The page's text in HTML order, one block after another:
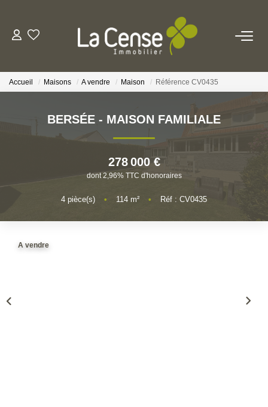
NOS AGENCES
Qui Sommes-Nous
Accueil Maisons A vendre Maison Référence CV0435
BERSÉE - MAISON FAMILIALE
278 000 €
dont 2,96% TTC d'honoraires
4 pièce(s) • 114 m² • Réf : CV0435
A vendre